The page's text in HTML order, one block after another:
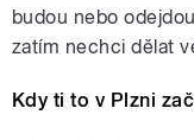
budou nebo
zatím nechci dělat
Kdy ti to v Plzni